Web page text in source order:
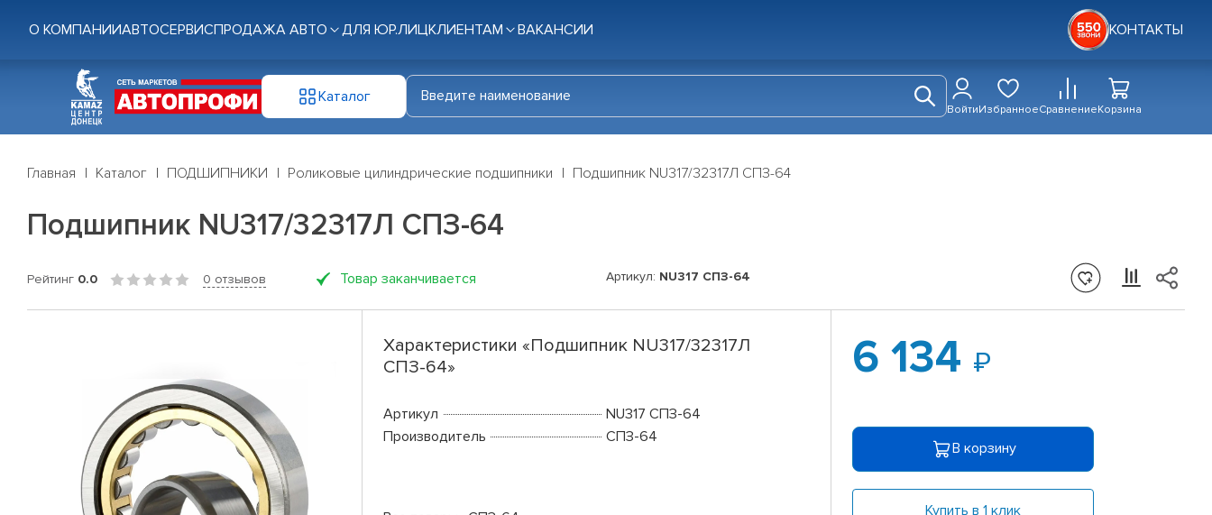
О КОМПАНИИАВТОСЕРВИСПРОДАЖА АВТО ДЛЯ ЮР.ЛИЦКЛИЕНТАМ ВАКАНСИИ КОНТАКТЫ
Каталог
ВойтиИзбранноеСравнениеКорзина
Главная Каталог ПОДШИПНИКИ Роликовые цилиндрические подшипники Подшипник NU317/32317Л СПЗ-64
Подшипник NU317/32317Л СПЗ-64
Рейтинг 0.0 0 отзывов Товар заканчивается Артикул: NU317 СПЗ-64
Характеристики «Подшипник NU317/32317Л
СПЗ-64»
Артикул
NU317 СПЗ-64
Производитель
СПЗ-64
6 134
В корзину
Купить в 1 клик